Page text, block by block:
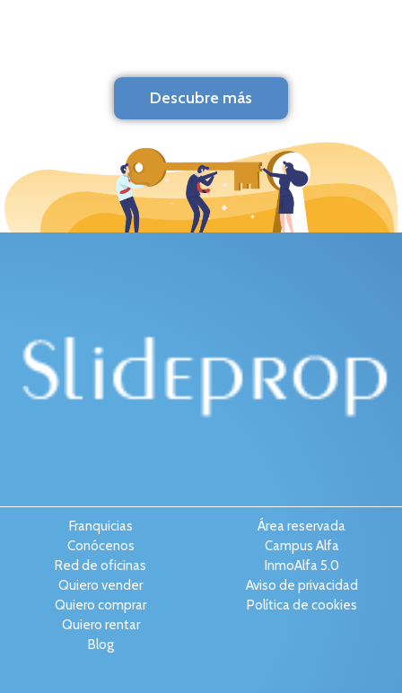
Descubre más
Franquicias
Conócenos
Red de oficinas
Quiero vender
Quiero comprar
Quiero rentar
Blog
Área reservada
Campus Alfa
InmoAlfa 5.0
Aviso de privacidad
Política de cookies